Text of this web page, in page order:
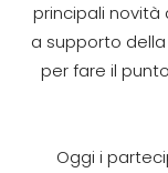
principali
a supporto
per fare il
Oggi i